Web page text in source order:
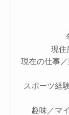
現住
現在の仕事
スポーツ経
趣味／マ